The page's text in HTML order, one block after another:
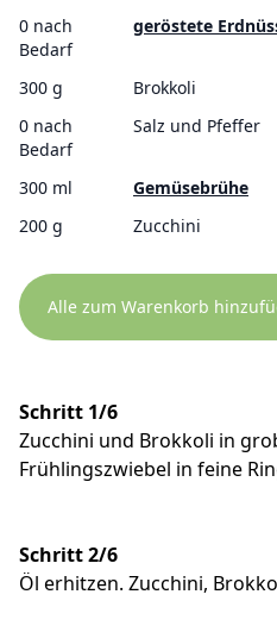
0 nach
Bedarf
geröstete
300 g
Brokkoli
0 nach
Bedarf
Salz und Pfeffer
300 ml
Gemüsebrühe
200 g
Zucchini
Alle zum Warenkorb
Schritt 1/6
Zucchini und Brokkoli in
Frühlingszwiebel in feine
Schritt 2/6
Öl erhitzen. Zucchini,